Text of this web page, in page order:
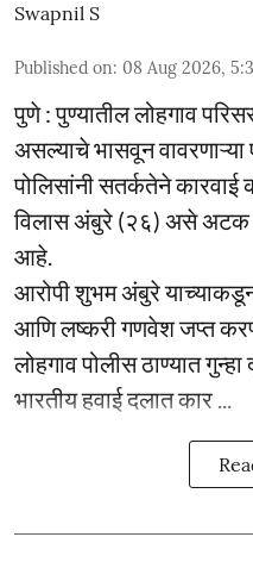
Swapnil S
Published on: 08 Aug 2026,
पुणे : पुण्यातील लोहगाव
असल्याचे भासवून वावरणाऱ्या
पोलिसांनी सतर्कतेने
विलास अंबुरे (२६) असे अटक
आहे.
आरोपी शुभम अंबुरे
आणि लष्करी गणवेश जप्त
लोहगाव पोलीस ठाण्यात
भारतीय हवाई दलात कार ...